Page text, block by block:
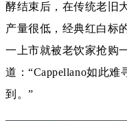
酵结束后，在传统老旧
产量很低，经典红白标
一上市就被老饮家抢购
道：“Cappellano如此
到。”